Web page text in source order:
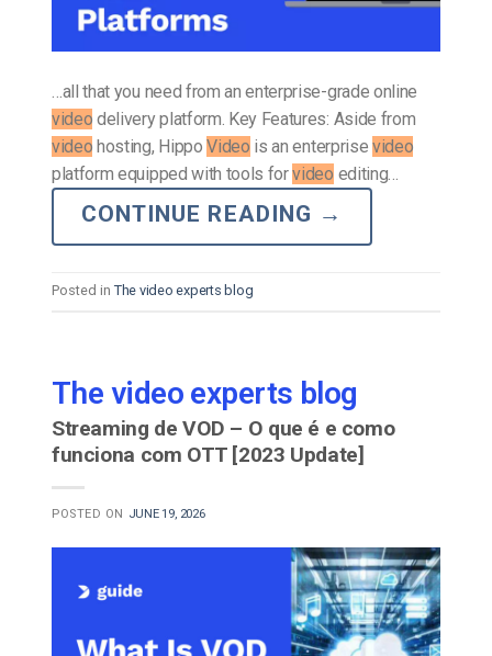
…all that you need from an enterprise-grade online
video delivery platform. Key Features: Aside from
video hosting, HippoVideo is an enterprise video
platform equipped with tools forvideo editing…
CONTINUE READING →
Posted in The video experts blog
The video experts blog
Streaming de VOD – O que é e como
funciona com OTT [2023 Update]
POSTED ON JUNE 19, 2026